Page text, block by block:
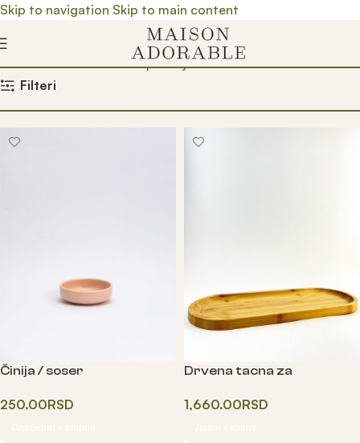
Skip to navigation Skip to main content
Почетна/ Prodavnica/ Trpezarija/ Sto/ Soseri
Filteri
Činija / soser
250.00RSD
Drvena tacna za
1,660.00RSD